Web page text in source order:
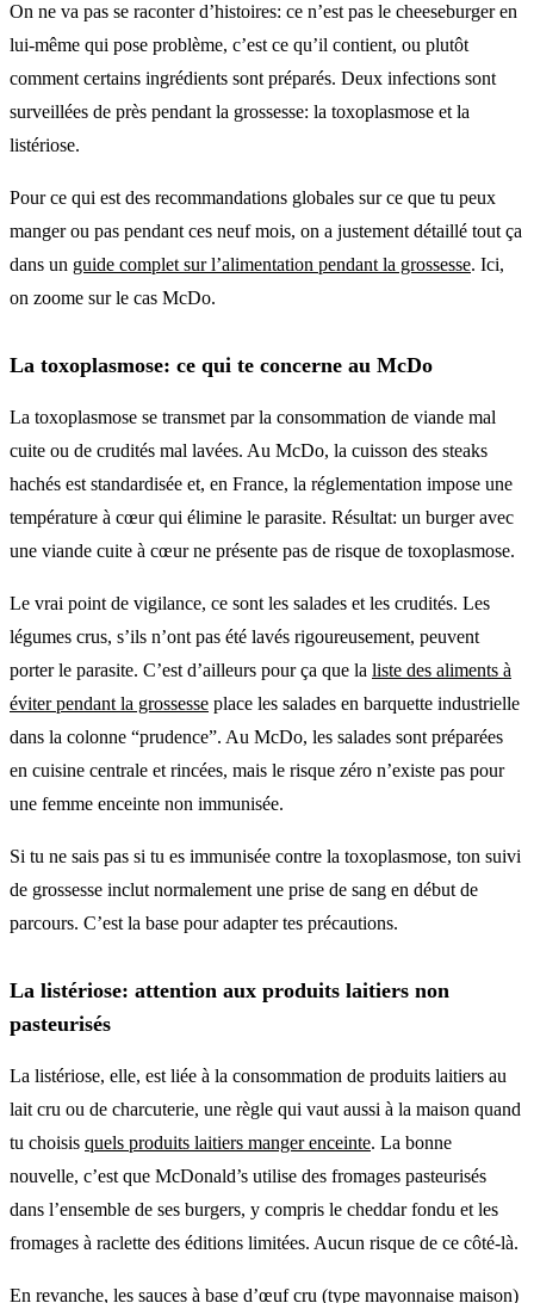
On ne va pas se raconter d’histoires: ce n’est pas le cheeseburger en
lui-même qui pose problème, c’est ce qu’il contient, ou plutôt
comment certains ingrédients sont préparés. Deux infections sont
surveillées de près pendant la grossesse: la toxoplasmose et la
listériose.
Pour ce qui est des recommandations globales sur ce que tu peux
manger ou pas pendant ces neuf mois, on a justement détaillé tout ça
dans un guide complet sur l’alimentation pendant la grossesse. Ici,
on zoome sur le cas McDo.
La toxoplasmose: ce qui te concerne au McDo
La toxoplasmose se transmet par la consommation de viande mal
cuite ou de crudités mal lavées. Au McDo, la cuisson des steaks
hachés est standardisée et, en France, la réglementation impose une
température à cœur qui élimine le parasite. Résultat: un burger avec
une viande cuite à cœur ne présente pas de risque de toxoplasmose.
Le vrai point de vigilance, ce sont les salades et les crudités. Les
légumes crus, s’ils n’ont pas été lavés rigoureusement, peuvent
porter le parasite. C’est d’ailleurs pour ça que la liste des aliments à
éviter pendant la grossesse place les salades en barquette industrielle
dans la colonne “prudence”. Au McDo, les salades sont préparées
en cuisine centrale et rincées, mais le risque zéro n’existe pas pour
une femme enceinte non immunisée.
Si tu ne sais pas si tu es immunisée contre la toxoplasmose, ton suivi
de grossesse inclut normalement une prise de sang en début de
parcours. C’est la base pour adapter tes précautions.
La listériose: attention aux produits laitiers non
pasteurisés
La listériose, elle, est liée à la consommation de produits laitiers au
lait cru ou de charcuterie, une règle qui vaut aussi à la maison quand
tu choisis quels produits laitiers manger enceinte. La bonne
nouvelle, c’est que McDonald’s utilise des fromages pasteurisés
dans l’ensemble de ses burgers, y compris le cheddar fondu et les
fromages à raclette des éditions limitées. Aucun risque de ce côté-là.
En revanche, les sauces à base d’œuf cru (type mayonnaise maison)